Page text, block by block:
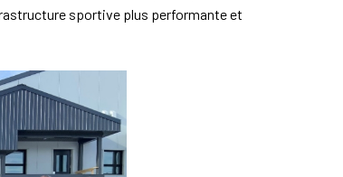
sportive plus performante et